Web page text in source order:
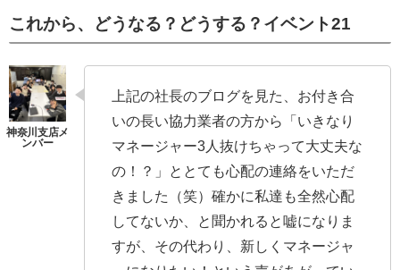
これから、どうなる？どうする？イベント21
上記の社長のブログを見た、お付き合
いの長い協力業者の方から「いきなり
マネージャー3人抜けちゃって大丈夫な
の！？」ととても心配の連絡をいただ
きました（笑）確かに私達も全然心配
してないか、と聞かれると嘘になりま
すが、その代わり、新しくマネージャ